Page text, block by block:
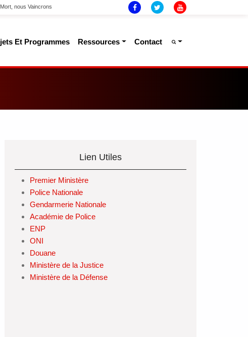
nous Vaincrons
Et Programmes Ressources Contact
Lien Utiles
Premier Ministère
Police Nationale
Gendarmerie Nationale
Académie de Police
ENP
ONI
Douane
Ministère de la Justice
Ministère de la Défense